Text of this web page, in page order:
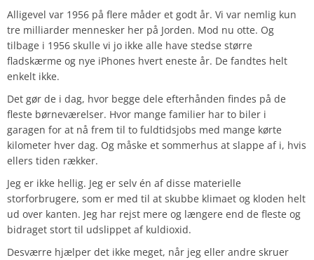
Alligevel var 1956 på flere måder et godt år. Vi var nemlig kun
tre milliarder mennesker her på Jorden. Mod nu otte. Og
tilbage i 1956 skulle vi jo ikke alle have stedse større
fladskærme og nye iPhones hvert eneste år. De fandtes helt
enkelt ikke.
Det gør de i dag, hvor begge dele efterhånden findes på de
fleste børneværelser. Hvor mange familier har to biler i
garagen for at nå frem til to fuldtidsjobs med mange kørte
kilometer hver dag. Og måske et sommerhus at slappe af i, hvis
ellers tiden rækker.
Jeg er ikke hellig. Jeg er selv én af disse materielle
storforbrugere, som er med til at skubbe klimaet og kloden helt
ud over kanten. Jeg har rejst mere og længere end de fleste og
bidraget stort til udslippet af kuldioxid.
Desværre hjælper det ikke meget, når jeg eller andre skruer